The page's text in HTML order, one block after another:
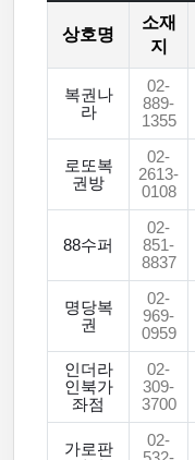
상호명
소재
지
복권나
라
02-
889-
1355
로또복
권방
02-
2613-
0108
88수퍼
02-
851-
8837
명당복
권
02-
969-
0959
인더라
인북가
좌점
02-
309-
3700
가로판
02-